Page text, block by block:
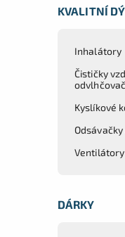
KVALITNÍ
Inhalátory
Čističky
Kyslíkové
Ventilátory
DÁRKY